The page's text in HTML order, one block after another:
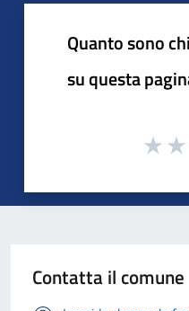
Quanto sono
su questa
Contatta il comune